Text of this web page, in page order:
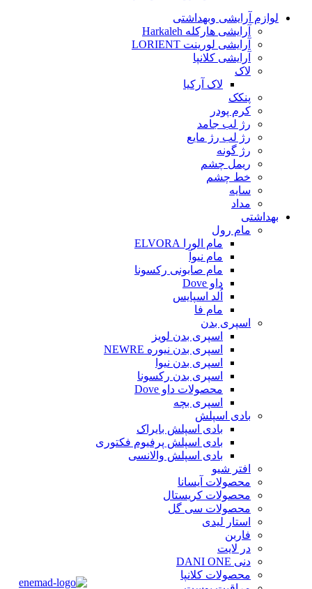
لوازم آرایشی وبهداشتی
آرایشی هارکله Harkaleh
آرایشی لورینت LORIENT
آرایشی کلانپا
لاک
لاک آرکیا
پنکک
کرم پودر
رژ لب جامد
رژ لب رژ مایع
رژ گونه
ریمل چشم
خط چشم
سایه
مداد
بهداشتی
مام رول
مام الورا ELVORA
مام نیوآ
مام صابونی رکسونا
داو Dove
اُلد اسپایس
مام فا
اسپری بدن
اسپری بدن لویز
اسپری بدن نیوره NEWRE
اسپری بدن نیوا
اسپری بدن رکسونا
محصولات داو Dove
اسپری بچه
بادی اسپلش
بادی اسپلش بایراک
بادی اسپلش پرفیوم فکتوری
بادی اسپلش والانسی
افتر شیو
محصولات آیسانا
محصولات کریستال
محصولات سی گل
استار لیدی
فاربن
در لایت
دنی DANI ONE
محصولات کلانپا